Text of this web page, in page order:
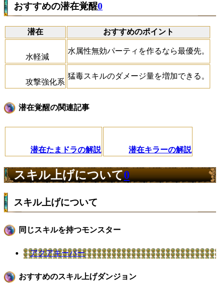
おすすめの潜在覚醒0
潜在 おすすめのポイント
水軽減
水属性無効パーティを作るなら最優先。
攻撃強化系
猛毒スキルのダメージ量を増加できる。
潜在覚醒の関連記事
潜在たまドラの解説 潜在キラーの解説
スキル上げについて0
スキル上げについて
同じスキルを持つモンスター
アクアキーパー
おすすめのスキル上げダンジョン